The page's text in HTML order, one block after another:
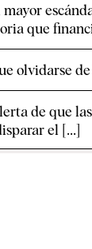
mayor
que
olvidarse
de que
el [...]